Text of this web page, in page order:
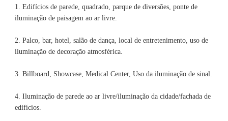
1. Edifícios de parede, quadrado, parque de diversões, ponte de
2. Palco, bar, hotel, salão de dança, local de entretenimento, uso de
4. Iluminação de parede ao ar livre/iluminação da cidade/fachada de